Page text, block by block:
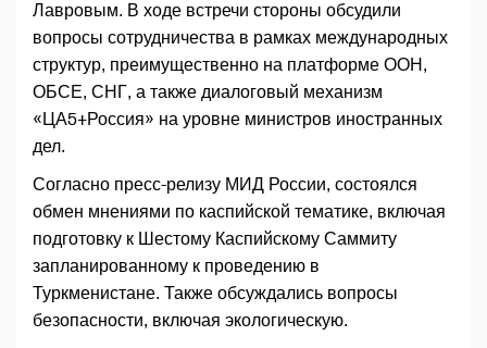
Лавровым. В ходе встречи стороны обсудили
вопросы сотрудничества в рамках международных
структур, преимущественно на платформе ООН,
ОБСЕ, СНГ, а также диалоговый механизм
«ЦА5+Россия» на уровне министров иностранных
дел.
Согласно пресс-релизу МИД России, состоялся
обмен мнениями по каспийской тематике, включая
подготовку к Шестому Каспийскому Саммиту
запланированному к проведению в
Туркменистане. Также обсуждались вопросы
безопасности, включая экологическую.